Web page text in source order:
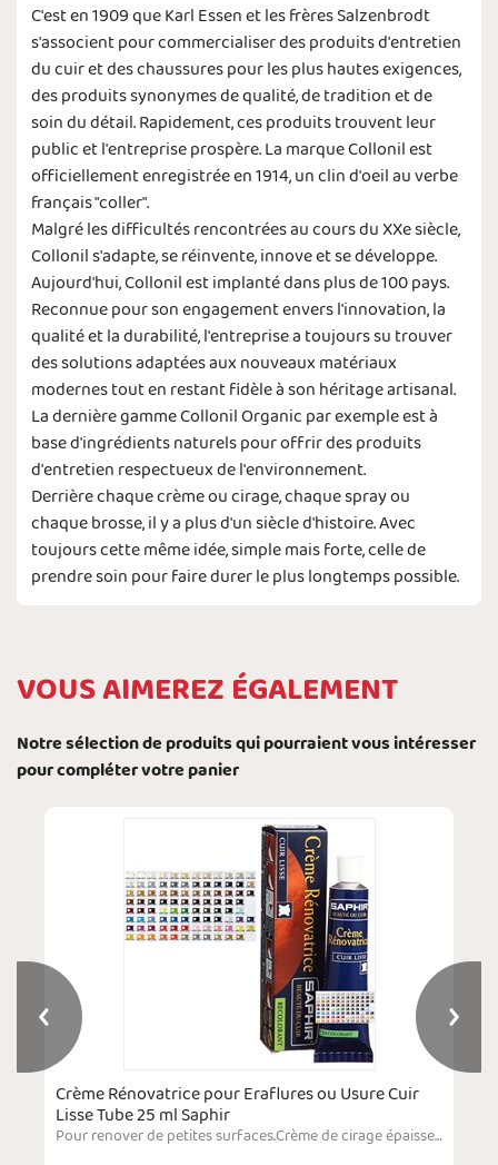
C'est en 1909 que Karl Essen et les frères Salzenbrodt
s'associent pour commercialiser des produits d'entretien
du cuir et des chaussures pour les plus hautes exigences,
des produits synonymes de qualité, de tradition et de
soin du détail. Rapidement, ces produits trouvent leur
public et l'entreprise prospère. La marque Collonil est
officiellement enregistrée en 1914, un clin d'oeil au verbe
français "coller".
Malgré les difficultés rencontrées au cours du XXe siècle,
Collonil s'adapte, se réinvente, innove et se développe.
Aujourd'hui, Collonil est implanté dans plus de 100 pays.
Reconnue pour son engagement envers l'innovation, la
qualité et la durabilité, l'entreprise a toujours su trouver
des solutions adaptées aux nouveaux matériaux
modernes tout en restant fidèle à son héritage artisanal.
La dernière gamme Collonil Organic par exemple est à
base d'ingrédients naturels pour offrir des produits
d'entretien respectueux de l'environnement.
Derrière chaque crème ou cirage, chaque spray ou
chaque brosse, il y a plus d'un siècle d'histoire. Avec
toujours cette même idée, simple mais forte, celle de
prendre soin pour faire durer le plus longtemps possible.
VOUS AIMEREZ ÉGALEMENT
Notre sélection de produits qui pourraient vous intéresser
pour compléter votre panier
Crème Rénovatrice pour Eraflures ou Usure Cuir
Lisse Tube 25 ml Saphir
Pour renover de petites surfaces.Crème de cirage épaisse conçue pour restaurer le cuir lisse qui laisse apparaitre des imperfections. Le produit s'utilise uniquement pour des retouches sur de petites zones. Il permet de masquer des éraflures, de combler des accrocs au niveau du bout des chaussures ou des coins d'un sac et de recouvrir des brûlures superficielles. Le produit peut s'appliquer aussi bien sur les chaussures et les sacs à main que sur…